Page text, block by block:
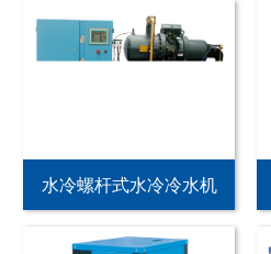
水冷螺杆式水冷冷水机